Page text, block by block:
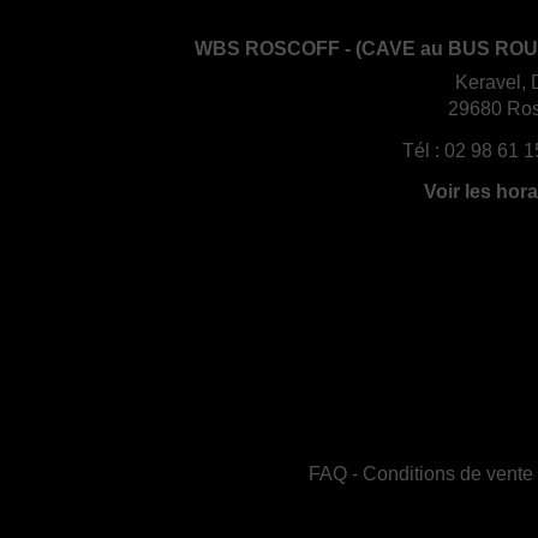
WBS ROSCOFF - (CAVE au BUS
Keravel,
29680
Tél : 02 98 61
Voir les
FAQ- Conditions de vente